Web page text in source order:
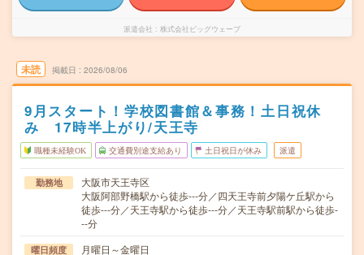
派遣会社 株式会社ビッグウェーブ
未読 掲載日 2026/08/06
9月スタート！学校図書館＆事務！土日祝休
み 17時半上がり/天王寺
職種未経験OK 交通費別途支給あり 土日祝日が休み 派遣
勤務地
大阪市天王寺区
大阪阿部野橋駅から徒歩---分／四天王寺前夕陽ケ丘駅から
徒歩---分／天王寺駅から徒歩---分／天王寺駅前駅から徒歩-
--分
曜日頻度 月曜日～金曜日